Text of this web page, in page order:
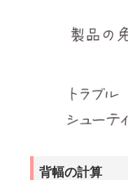
背幅の計算